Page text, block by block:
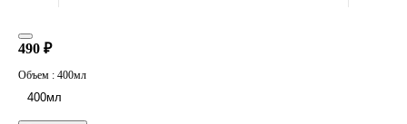
490 ₽
Объем : 400мл
400мл